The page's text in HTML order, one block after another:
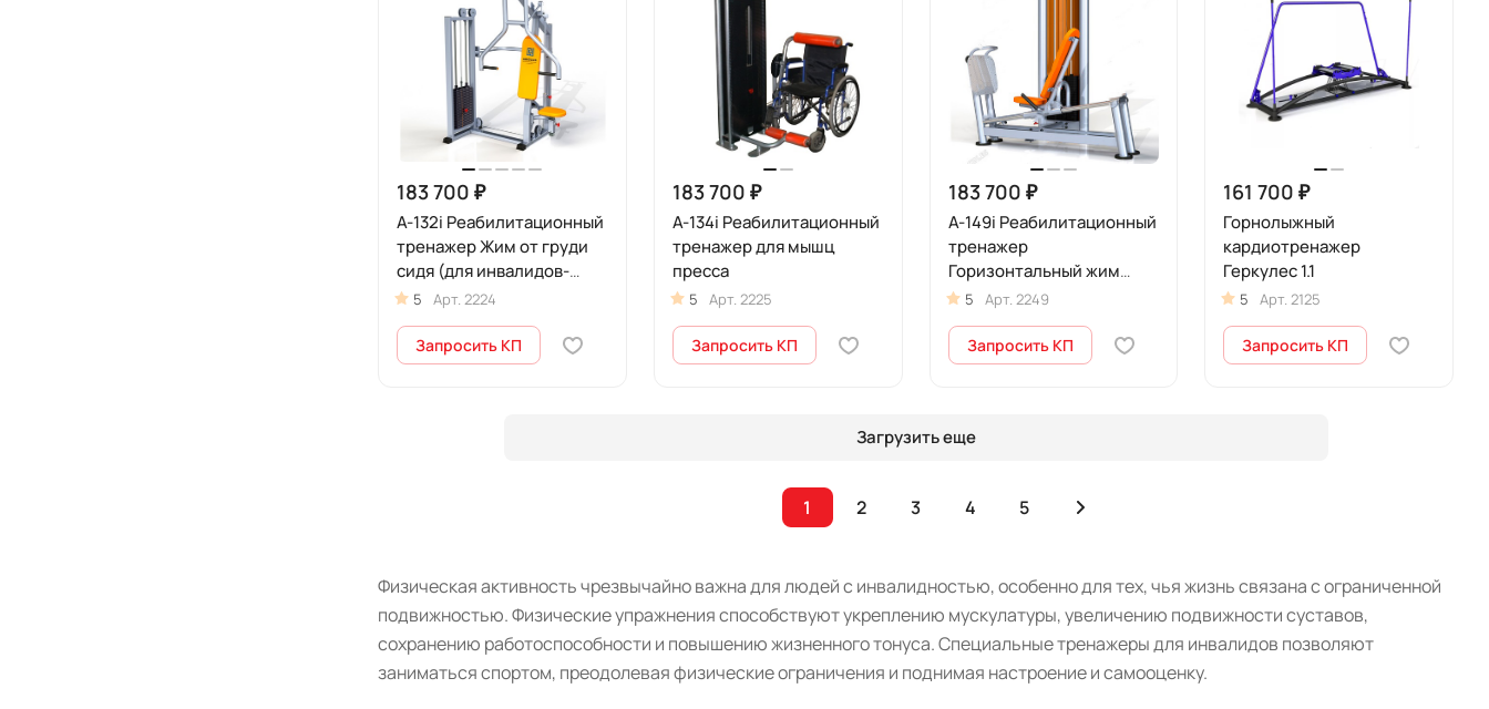
183 700 ₽
А-132i Реабилитационный
тренажер Жим от груди
сидя (для инвалидов-
колясочников)
5 Арт. 2224
Запросить КП
183 700 ₽
А-134i Реабилитационный
тренажер для мышц
пресса
5 Арт. 2225
Запросить КП
183 700 ₽
А-149i Реабилитационный
тренажер
Горизонтальный жим
ногами
5 Арт. 2249
Запросить КП
161 700 ₽
Горнолыжный
кардиотренажер
Геркулес 1.1
5 Арт.2125
Запросить КП
Загрузить еще
1 2 3 4 5
Физическая активность чрезвычайно важна для людей с инвалидностью, особенно для тех, чья жизнь связана с ограниченной
подвижностью. Физические упражнения способствуют укреплению мускулатуры, увеличению подвижности суставов,
сохранению работоспособности и повышению жизненного тонуса. Специальные тренажеры для инвалидов позволяют
заниматься спортом, преодолевая физические ограничения и поднимая настроение и самооценку.